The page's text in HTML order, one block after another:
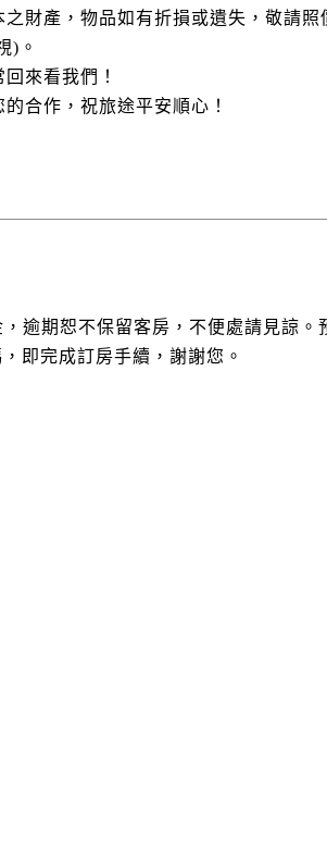
財產，物品如有折損或遺失，敬請照
)。
來看我們！
合作，祝旅途平安順心！
逾期恕不保留客房，不便處請見諒。
即完成訂房手續，謝謝您。